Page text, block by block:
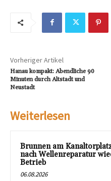
Vorheriger Artikel
Hanau kompakt: Abendliche 90
Minuten durch Altstadt und
Neustadt
Weiterlesen
Brunnen am
nach Wellenreparatur
Betrieb
06.08.2026